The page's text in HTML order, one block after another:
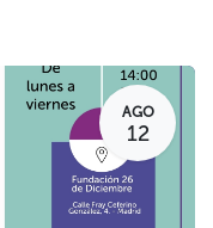
AGO
12